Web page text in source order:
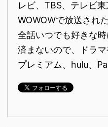
レビ、TBS、テレビ東
WOWOWで放送され
全話いつでも好きな
済まないので、ドラ
プレミアム、hulu、